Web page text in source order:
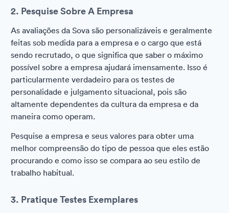
2. Pesquise Sobre A Empresa
As avaliações da Sova são personalizáveis e geralmente
feitas sob medida para a empresa e o cargo que está
sendo recrutado, o que significa que saber o máximo
possível sobre a empresa ajudará imensamente. Isso é
particularmente verdadeiro para os testes de
personalidade e julgamento situacional, pois são
altamente dependentes da cultura da empresa e da
maneira como operam.
Pesquise a empresa e seus valores para obter uma
melhor compreensão do tipo de pessoa que eles estão
procurando e como isso se compara ao seu estilo de
trabalho habitual.
3. Pratique Testes Exemplares